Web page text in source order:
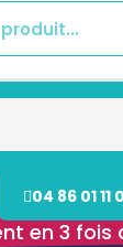
04 86 01 11
en 3 fois